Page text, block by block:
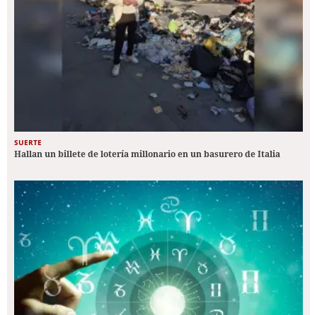
SUERTE
Hallan un billete de lotería millonario en un basurero de Italia